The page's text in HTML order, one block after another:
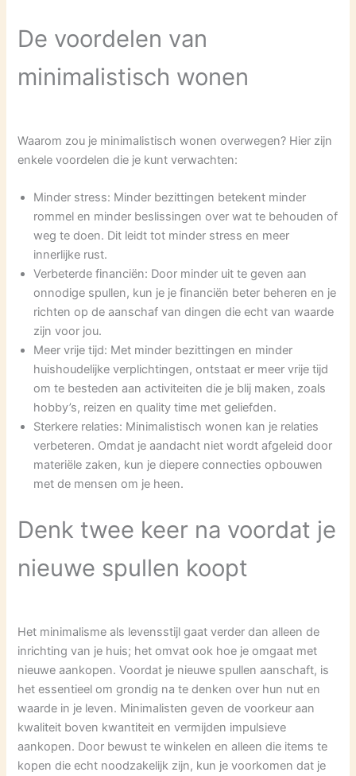
De voordelen van
minimalistisch wonen
Waarom zou je minimalistisch wonen overwegen? Hier zijn
enkele voordelen die je kunt verwachten:
Minder stress: Minder bezittingen betekent minder
rommel en minder beslissingen over wat te behouden of
weg te doen. Dit leidt tot minder stress en meer
innerlijke rust.
Verbeterde financiën: Door minder uit te geven aan
onnodige spullen, kun je je financiën beter beheren en je
richten op de aanschaf van dingen die echt van waarde
zijn voor jou.
Meer vrije tijd: Met minder bezittingen en minder
huishoudelijke verplichtingen, ontstaat er meer vrije tijd
om te besteden aan activiteiten die je blij maken, zoals
hobby’s, reizen en quality time met geliefden.
Sterkere relaties: Minimalistisch wonen kan je relaties
verbeteren. Omdat je aandacht niet wordt afgeleid door
materiële zaken, kun je diepere connecties opbouwen
met de mensen om je heen.
Denk twee keer na voordat je
nieuwe spullen koopt
Het minimalisme als levensstijl gaat verder dan alleen de
inrichting van je huis; het omvat ook hoe je omgaat met
nieuwe aankopen. Voordat je nieuwe spullen aanschaft, is
het essentieel om grondig na te denken over hun nut en
waarde in je leven. Minimalisten geven de voorkeur aan
kwaliteit boven kwantiteit en vermijden impulsieve
aankopen. Door bewust te winkelen en alleen die items te
kopen die echt noodzakelijk zijn, kun je voorkomen dat je